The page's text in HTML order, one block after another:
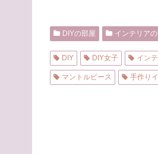
DIYの部屋 インテリア
DIY DIY女子 イン
マントルピース 手作り